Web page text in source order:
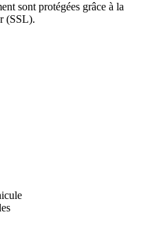
sont protégées grâce à la
(SSL).